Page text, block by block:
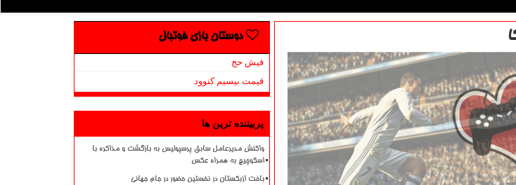
دوستان بازی فوتبال
فیش حج
قیمت بیسیم کنوود
پربیننده ترین ها
واکنش مدیرعامل سابق پرسپولیس به بازگشت و مذاکره با
اسکوچیچ به همراه عکس
باخت ازبکستان در نخستین حضور در جام جهانی